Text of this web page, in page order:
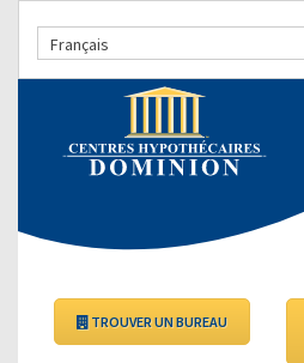
Français
TROUVER UN BUREAU